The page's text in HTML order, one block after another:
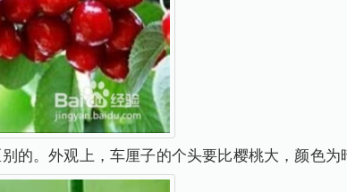
的。外观上，车厘子的个头要比樱桃大，颜色